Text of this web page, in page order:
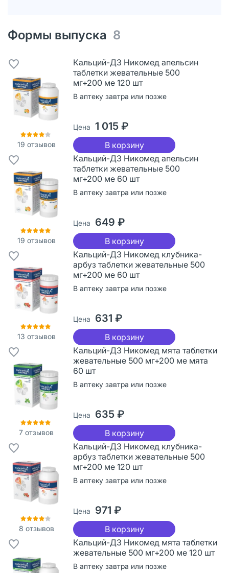
Формы выпуска 8
19 отзывов
Кальций-Д3 Никомед апельсин
таблетки жевательные 500
мг+200 ме 120 шт
В аптеку завтра или позже
Цена 1 015 ₽
В корзину
19 отзывов
Кальций-Д3 Никомед апельсин
таблетки жевательные 500
мг+200 ме 60 шт
В аптеку завтра или позже
Цена 649 ₽
В корзину
13 отзывов
Кальций-Д3 Никомед клубника-
арбуз таблетки жевательные 500
мг+200 ме 60 шт
В аптеку завтра или позже
Цена 631 ₽
В корзину
7 отзывов
Кальций-Д3 Никомед мята таблетки
жевательные 500 мг+200 ме мята
60 шт
В аптеку завтра или позже
Цена 635 ₽
В корзину
8 отзывов
Кальций-Д3 Никомед клубника-
арбуз таблетки жевательные 500
мг+200 ме 120 шт
В аптеку завтра или позже
Цена 971 ₽
В корзину
Кальций-Д3 Никомед мята таблетки
жевательные 500 мг+200 ме 120 шт
В аптеку завтра или позже